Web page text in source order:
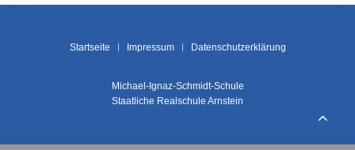
Startseite Impressum Datenschutzerklärung
Michael-Ignaz-Schmidt-Schule
Staatliche Realschule Arnstein